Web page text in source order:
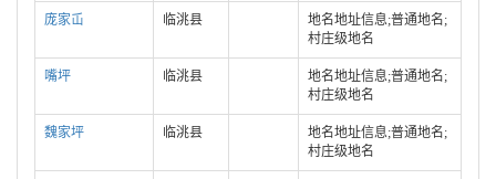
庞家屲 临洮县
地名地址信息;普通地名;
村庄级地名
嘴坪 临洮县
地名地址信息;普通地名;
村庄级地名
魏家坪 临洮县
地名地址信息;普通地名;
村庄级地名